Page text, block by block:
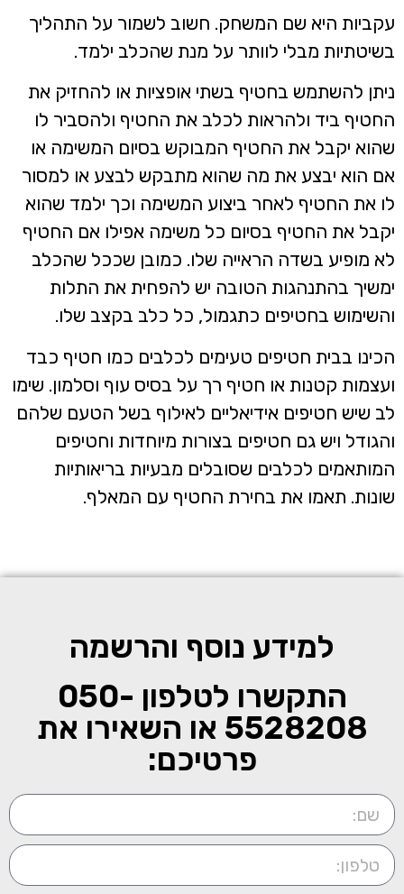
היא שם המשחק. חשוב לשמור על התהליך
מבלי לוותר על מנת שהכלב ילמד.
להשתמש בחטיף בשתי אופציות או להחזיק את
ביד ולהראות לכלב את החטיף ולהסביר לו
יקבל את החטיף המבוקש בסיום המשימה או
הוא יבצע את מה שהוא מתבקש לבצע או למסור
את החטיף לאחר ביצוע המשימה וכך ילמד שהוא
את החטיף בסיום כל משימה אפילו אם החטיף
מופיע בשדה הראייה שלו. כמובן שככל שהכלב
בהתנהגות הטובה יש להפחית את התלות
בחטיפים כתגמול, כל כלב בקצב שלו.
בבית חטיפים טעימים לכלבים כמו חטיף כבד
קטנות או חטיף רך על בסיס עוף וסלמון. שימו
שיש חטיפים אידיאליים לאילוף בשל הטעם שלהם
ויש גם חטיפים בצורות מיוחדות וחטיפים
לכלבים שסובלים מבעיות בריאותיות
תאמו את בחירת החטיף עם המאלף.
למידע נוסף והרשמה
התקשרו לטלפון050-
5528208או השאירו את
פרטיכם: